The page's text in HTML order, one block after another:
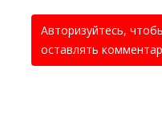
Авторизуйтесь,
оставлять